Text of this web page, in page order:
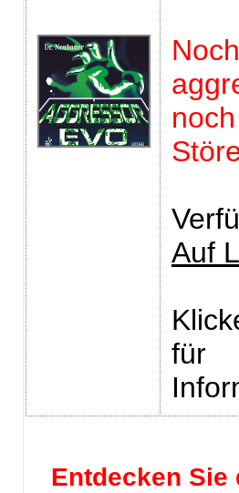
Noch
Auf
für
Entdecken Sie